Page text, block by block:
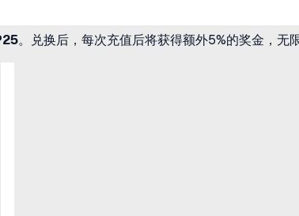
。兑换后，每次充值后将获得额外5%的奖金，无